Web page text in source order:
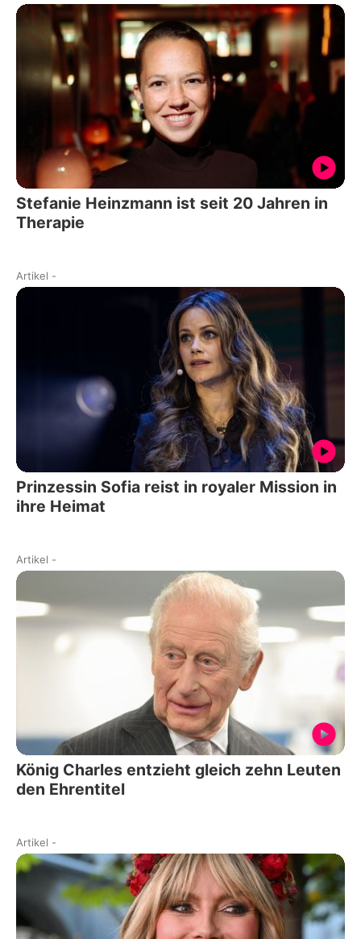
Stefanie Heinzmann ist seit 20 Jahren in
Therapie
Artikel -
Prinzessin Sofia reist in royaler Mission in
ihre Heimat
Artikel -
König Charles entzieht gleich zehn Leuten
den Ehrentitel
Artikel -